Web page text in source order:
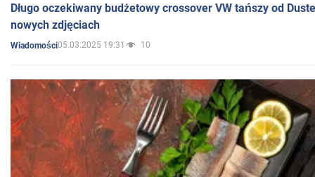
Długo oczekiwany budżetowy crossover VW tańszy od
nowych zdjęciach
Wiadomości05.03.2025 19:31 10